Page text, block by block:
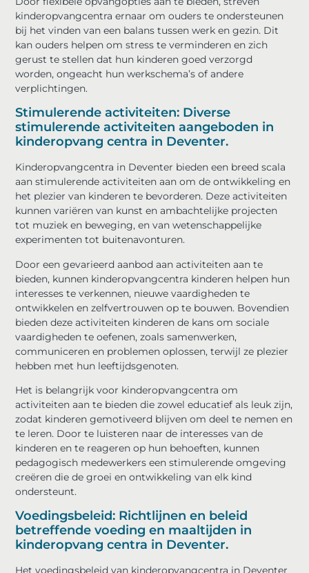
kinderopvangcentra ernaar om ouders te ondersteunen
bij het vinden van een balans tussen werk en gezin. Dit
kan ouders helpen om stress te verminderen en zich
gerust te stellen dat hun kinderen goed verzorgd
worden, ongeacht hun werkschema’s of andere
verplichtingen.
Stimulerende activiteiten: Diverse
stimulerende activiteiten aangeboden in
kinderopvang centra in Deventer.
Kinderopvangcentra in Deventer bieden een breed scala
aan stimulerende activiteiten aan om de ontwikkeling en
het plezier van kinderen te bevorderen. Deze activiteiten
kunnen variëren van kunst en ambachtelijke projecten
tot muziek en beweging, en van wetenschappelijke
experimenten tot buitenavonturen.
Door een gevarieerd aanbod aan activiteiten aan te
bieden, kunnen kinderopvangcentra kinderen helpen hun
interesses te verkennen, nieuwe vaardigheden te
ontwikkelen en zelfvertrouwen op te bouwen. Bovendien
bieden deze activiteiten kinderen de kans om sociale
vaardigheden te oefenen, zoals samenwerken,
communiceren en problemen oplossen, terwijl ze plezier
hebben met hun leeftijdsgenoten.
Het is belangrijk voor kinderopvangcentra om
activiteiten aan te bieden die zowel educatief als leuk zijn,
zodat kinderen gemotiveerd blijven om deel te nemen en
te leren. Door te luisteren naar de interesses van de
kinderen en te reageren op hun behoeften, kunnen
pedagogisch medewerkers een stimulerende omgeving
creëren die de groei en ontwikkeling van elk kind
ondersteunt.
Voedingsbeleid: Richtlijnen en beleid
betreffende voeding en maaltijden in
kinderopvang centra in Deventer.